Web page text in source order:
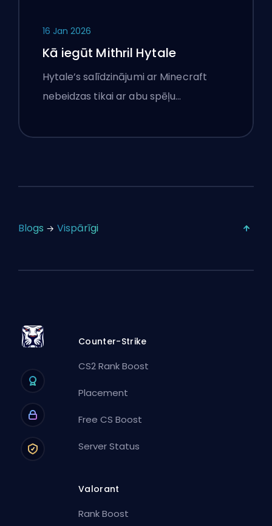
16 Jan 2026
Kā iegūt Mithril Hytale
Hytale’s salīdzinājumi ar Minecraft
nebeidzas tikai ar abu spēļu…
Blogs Vispārīgi
Counter-Strike
CS2 Rank Boost
Placement
Free CS Boost
Server Status
Valorant
Rank Boost